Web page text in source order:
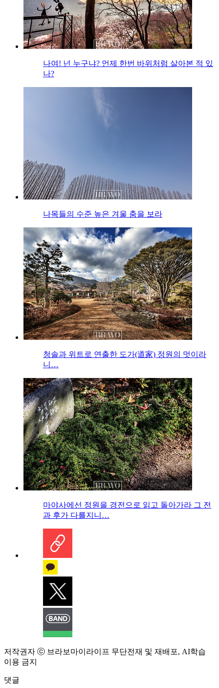
나여! 넌 누구냐? 언제 한번 바위처럼 살아본 적 있
나?
나목들의 수준 높은 겨울 춤을 보라
청솔과 위트로 연출한 도가(道家) 정원의 멋이라
니…
마야사에선 정원을 경전으로 읽고 돌아가라 그 전
과 후가 다를지니…
저작권자 ⓒ 브라보마이라이프 무단전재 및 재배포, AI학습
이용 금지
댓글